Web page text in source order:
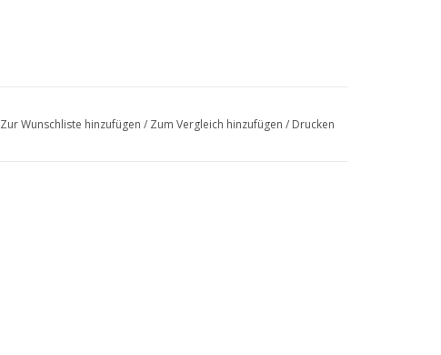
Zur Wunschliste hinzufügen / Zum Vergleich hinzufügen / Drucken